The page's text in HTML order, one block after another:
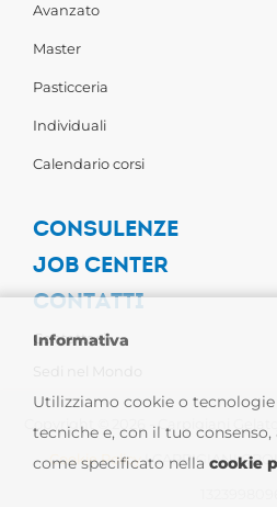
Avanzato
Master
Pasticceria
Individuali
Calendario corsi
CONSULENZE
JOB CENTER
CONTATTI
Contattaci
Copyright © 2026 - Carpigiani
Cookie Policy| CARPIGIANI
Informativa
Utilizziamo cookie o
tecniche e, con il tuo
come specificato nella cookie